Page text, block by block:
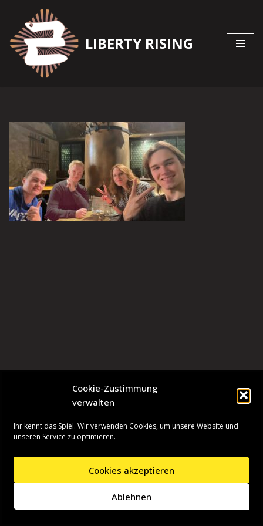
Cookie-Zustimmung
verwalten
Ihr kennt das Spiel. Wir verwenden Cookies, um unsere Website und
unseren Service zu optimieren.
Cookies akzeptieren
Ablehnen
Zum
Inhalt
springen
LIBERTY RISING
| Präsentiert vonWordPress
Presseinformationen